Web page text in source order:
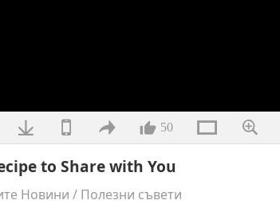
50
to Share with You
Новини / Полезни съвети